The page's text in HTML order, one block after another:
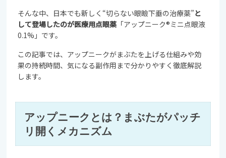
そんな中、日本でも新しく“切らない眼瞼下垂の治療薬”と
して登場したのが医療用点眼薬 「アップニーク®ミニ点眼液
0.1%」です。
この記事では、アップニークがまぶたを上げる仕組みや効
果の持続時間、気になる副作用まで分かりやすく徹底解説
します。
アップニークとは？まぶたがパッチ
リ開くメカニズム